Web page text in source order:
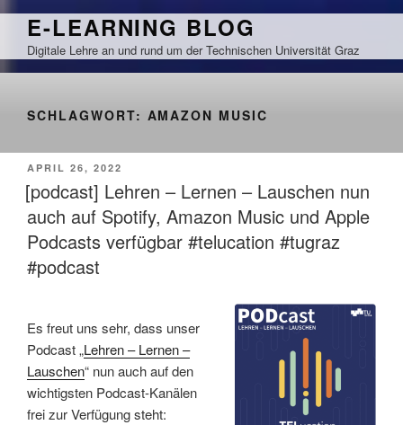
Zum
springen
E-LEARNING BLOG
Digitale Lehre an und rund um der Technischen Universität Graz
SCHLAGWORT: AMAZON MUSIC
VERÖFFENTLICHT
AM
APRIL 26, 2022
[podcast] Lehren – Lernen – Lauschen nun
auch auf Spotify, Amazon Music und Apple
Podcasts verfügbar #telucation #tugraz
#podcast
Es freut uns sehr, dass unser
Podcast „Lehren – Lernen –
Lauschen“ nun auch auf den
wichtigsten Podcast-Kanälen
frei zur Verfügung steht: